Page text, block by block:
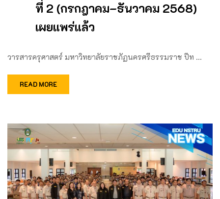
ที่ 2 (กรกฎาคม–ธันวาคม 2568)
เผยแพร่แล้ว
วารสารครุศาสตร์ มหาวิทยาลัยราชภัฏนครศรีธรรมราช ปีท …
READ MORE